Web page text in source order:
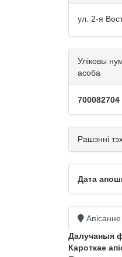
ул. 2-я
Уліковы
асоба
700082704
Рашэнні
Дата
Далучаныя
Кароткае